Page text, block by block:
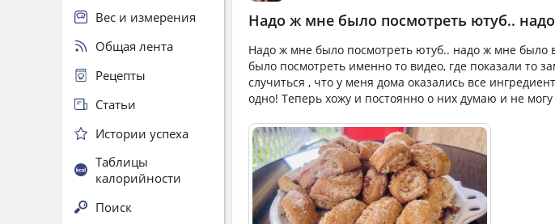
Надо ж мне было посмотреть ютуб..
Надо ж мне было посмотреть ютуб.. надо ж мне было
было посмотреть именно то видео, где показали то
случиться , что у меня дома оказались все
одно! Теперь хожу и постоянно о них думаю и не могу
Вес и измерения
Общая лента
Рецепты
Статьи
Истории успеха
Таблицы
калорийности
Поиск